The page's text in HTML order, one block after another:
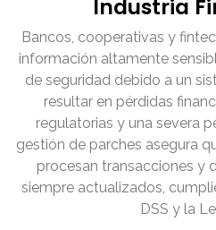
Industria
Bancos, cooperativas y
información altamente
de seguridad debido a un
resultar en pérdidas
regulatorias y una severa
gestión de parches asegura
procesan transacciones y
siempre actualizados,
DSS y la